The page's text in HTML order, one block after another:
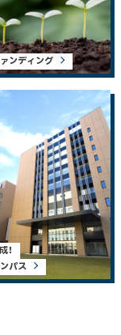
ンディング
！
パス